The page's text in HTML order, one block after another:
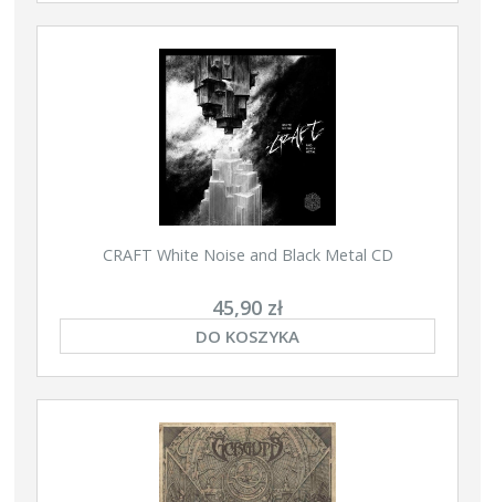
CRAFT White Noise and Black Metal CD
45,90 zł
DO KOSZYKA